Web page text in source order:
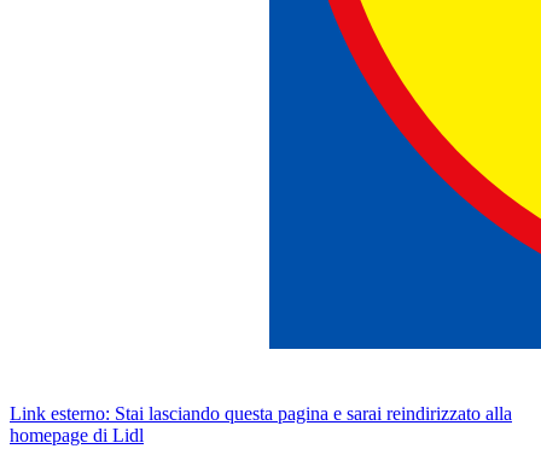
Link esterno: Stai lasciando questa pagina e sarai reindirizzato alla
homepage di Lidl